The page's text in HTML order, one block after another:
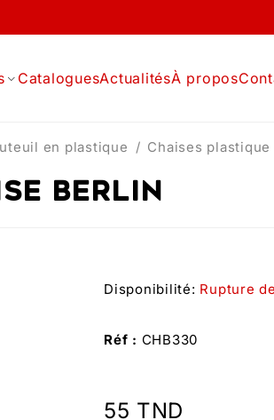
CataloguesActualitésÀ propos
BERLIN
en plastique / Chaises plastique
Disponibilité: Rupture
Réf : CHB330
55 TND